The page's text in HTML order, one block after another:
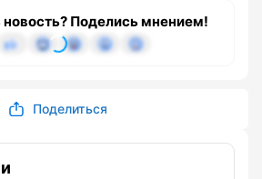
новость? Поделись мнением!
Поделиться